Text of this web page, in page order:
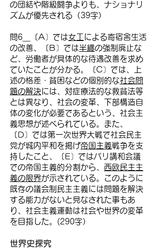
の団結や階級闘争よりも、ナショナリ
ズムが優先される（39字）
問6＿〔A〕では女工
による寄宿舎生活
の改善、〔B〕では半纏の強制廃止な
ど、労働者が具体的な待遇改善を求め
ていたことが分かる。〔C〕では、上
述の格差・貧困などの個別的な社会問
題の解決には、対症療法的な救貧法等
とは異なり、社会の変革、下部構造自
体の変化が必要であるという、社会主
義思想が述べられている。また、
〔D〕では第一次世界大戦で社会民主
党が城内平和を掲げ帝国主義戦争を支
持したこと、〔E〕ではパリ講和会議
での帝国主義的分割から、 西欧民主主
義の限界が示されている。このように
既存の議会制民主主義には問題を解決
する能力がないと見なされた事もあ
り、社会主義運動は社会や世界の変革
を目指した。(290字）
世界史探究